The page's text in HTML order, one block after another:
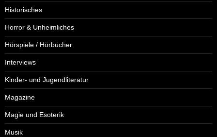
Historisches
Horror & Unheimliches
Hörspiele / Hörbücher
Interviews
Kinder- und Jugendliteratur
Magazine
Magie und Esoterik
Musik